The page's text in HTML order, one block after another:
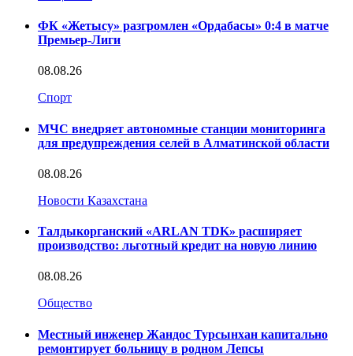
ФК «Жетысу» разгромлен «Ордабасы» 0:4 в матче
Премьер-Лиги
08.08.26
Спорт
МЧС внедряет автономные станции мониторинга
для предупреждения селей в Алматинской области
08.08.26
Новости Казахстана
Талдыкорганский «ARLAN TDK» расширяет
производство: льготный кредит на новую линию
08.08.26
Общество
Местный инженер Жандос Турсынхан капитально
ремонтирует больницу в родном Лепсы